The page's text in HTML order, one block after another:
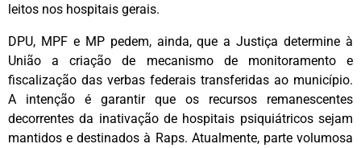
leitos nos hospitais gerais.
DPU, MPF e MP pedem, ainda, que a Justiça determine à
União a criação de mecanismo de monitoramento e
fiscalização das verbas federais transferidas ao município.
A intenção é garantir que os recursos remanescentes
decorrentes da inativação de hospitais psiquiátricos sejam
mantidos e destinados à Raps. Atualmente, parte volumosa